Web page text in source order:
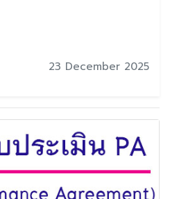
23 December 2025